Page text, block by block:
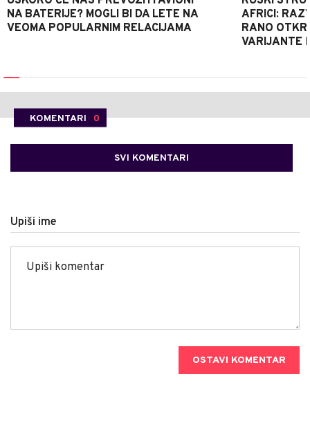
NA BATERIJE? MOGLI BI DA LETE NA
VEOMA POPULARNIM RELACIJAMA
AFRICI:
RANO
VARIJANTE
KOMENTARI 0
SVI KOMENTARI
Upiši ime
OSTAVI KOMENTAR